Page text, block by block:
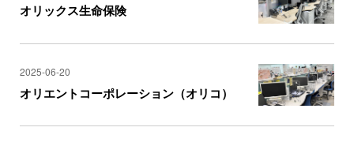
オリックス生命保険
2025-06-20
オリエントコーポレーション（オリコ）